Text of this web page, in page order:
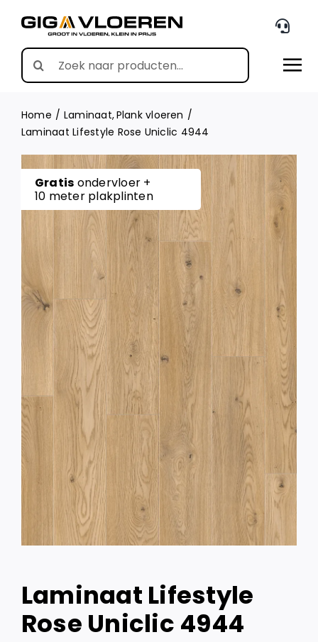
content
Search
for:
Home Laminaat Plank vloeren
Laminaat Lifestyle Rose Uniclic 4944
Gratis ondervloer +
10 meter plakplinten
Laminaat Lifestyle
Rose Uniclic 4944